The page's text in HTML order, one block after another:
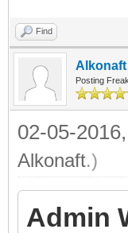
Find
Alkonaft
Posting Freak
02-05-
Alkonaft.)
Admin